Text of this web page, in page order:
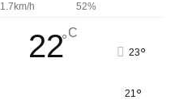
1.7km/h 52%
22°C
23°
21°